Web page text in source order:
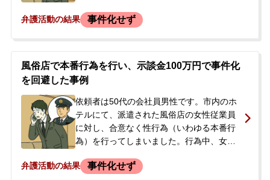
なり、駆け付けた店の者によって警察を呼
れませんでした。依頼者は、今後の手続き
や刑事処分に不安を感じ、事件当日に当事
務所へ相談し、依頼に至りました。
弁護活動の結果 事件化せず
風俗店で本番行為を行い、示談金100万円で事件化
を回避した事例
依頼者は50代の会社員男性です。市内のホ
テルにて、派遣された風俗店の女性従業員
に対し、合意なく性行為（いわゆる本番行
為）を行ってしまいました。行為中、女性
依頼者は抵抗がなかったように感じていた
弁護活動の結果 事件化せず